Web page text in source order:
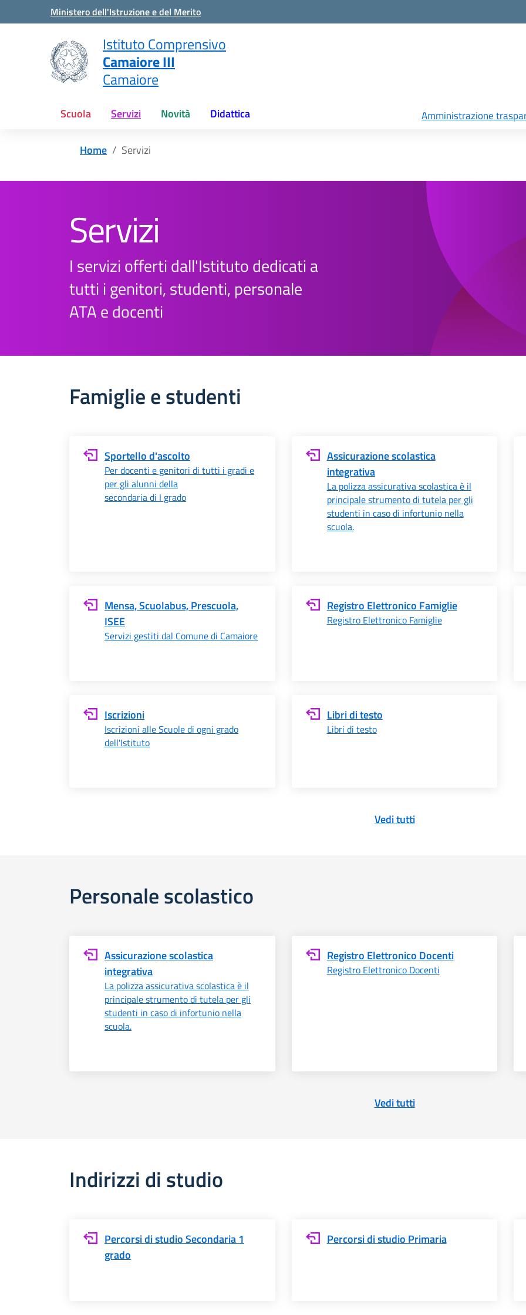
Vai ai contenuti
Vai al menu di navigazione
Ministero dell'Istruzione e del Merito
Istituto Comprensivo
Camaiore III
Camaiore
Scuola Servizi Novità Didattica Amministrazione
Home Servizi
Servizi
I servizi offerti dall'Istituto dedicati a
tutti i genitori, studenti, personale
ATA e docenti
Famiglie e studenti
Sportello d'ascolto
Per docenti e genitori di tutti i gradi e
per gli alunni della
secondaria di I grado
Assicurazione scolastica
integrativa
La polizza assicurativa scolastica è il
principale strumento di tutela per gli
studenti in caso di infortunio nella
scuola.
Mensa, Scuolabus, Prescuola,
ISEE
Servizi gestiti dal Comune di Camaiore
Registro Elettronico Famiglie
Registro Elettronico Famiglie
Iscrizioni
Iscrizioni alle Scuole di ogni grado
dell'Istituto
Libri di testo
Libri di testo
Vedi tutti
Personale scolastico
Assicurazione scolastica
integrativa
La polizza assicurativa scolastica è il
principale strumento di tutela per gli
studenti in caso di infortunio nella
scuola.
Registro Elettronico Docenti
Registro Elettronico Docenti
Vedi tutti
Indirizzi di studio
Percorsi di studio Secondaria 1
grado
Percorsi di studio Primaria